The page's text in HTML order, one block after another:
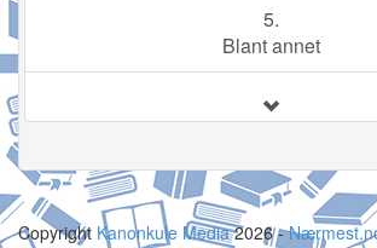
5.
Blant annet
Copyright Kanonkule Media2026 -